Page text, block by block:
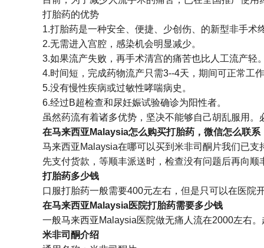
打胎药的优势
1.打胎药是一种安全、便捷、少创伤、的新型非手术
2.无需进入宫腔，感染机会明显减少。
3.如果流产失败，再手术清宫的痛苦也比人工流产轻
4.时间短，完成药物流产只需3--4天，期间可正常工
5.没有慢性疾病或过敏性哮喘病史。
6.经过B超检查和尿妊娠试验确诊为阳性者。
虽然药流有着诸多优势，坚决不能够自己胡乱服用
在马来西亚Malaysia怎么购买打胎药，微信怎么联系
马来西亚Malaysia在哪可以买到米非司酮片我们已
先支付货款，等顺丰派送时，检查没有问题后再向
打胎药多少钱
口服打胎药一般需要400元左右，但是只可以在医院
在马来西亚Malaysia医院打胎药需要多少钱
一般马来西亚Malaysia医院做无痛人流在2000左右
米非司酮介绍